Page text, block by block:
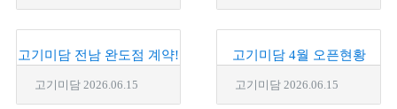
고기미담 전남 완도점 계약!
고기미담 2026.06.15
고기미담 4월 오픈현황
고기미담 2026.06.15